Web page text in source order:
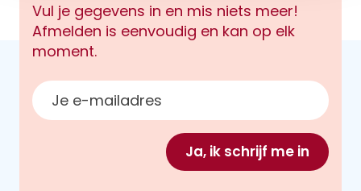
Vul je gegevens in en mis niets meer!
Afmelden is eenvoudig en kan op elk
moment.
E-mailadres
Ja, ik schrijf me in